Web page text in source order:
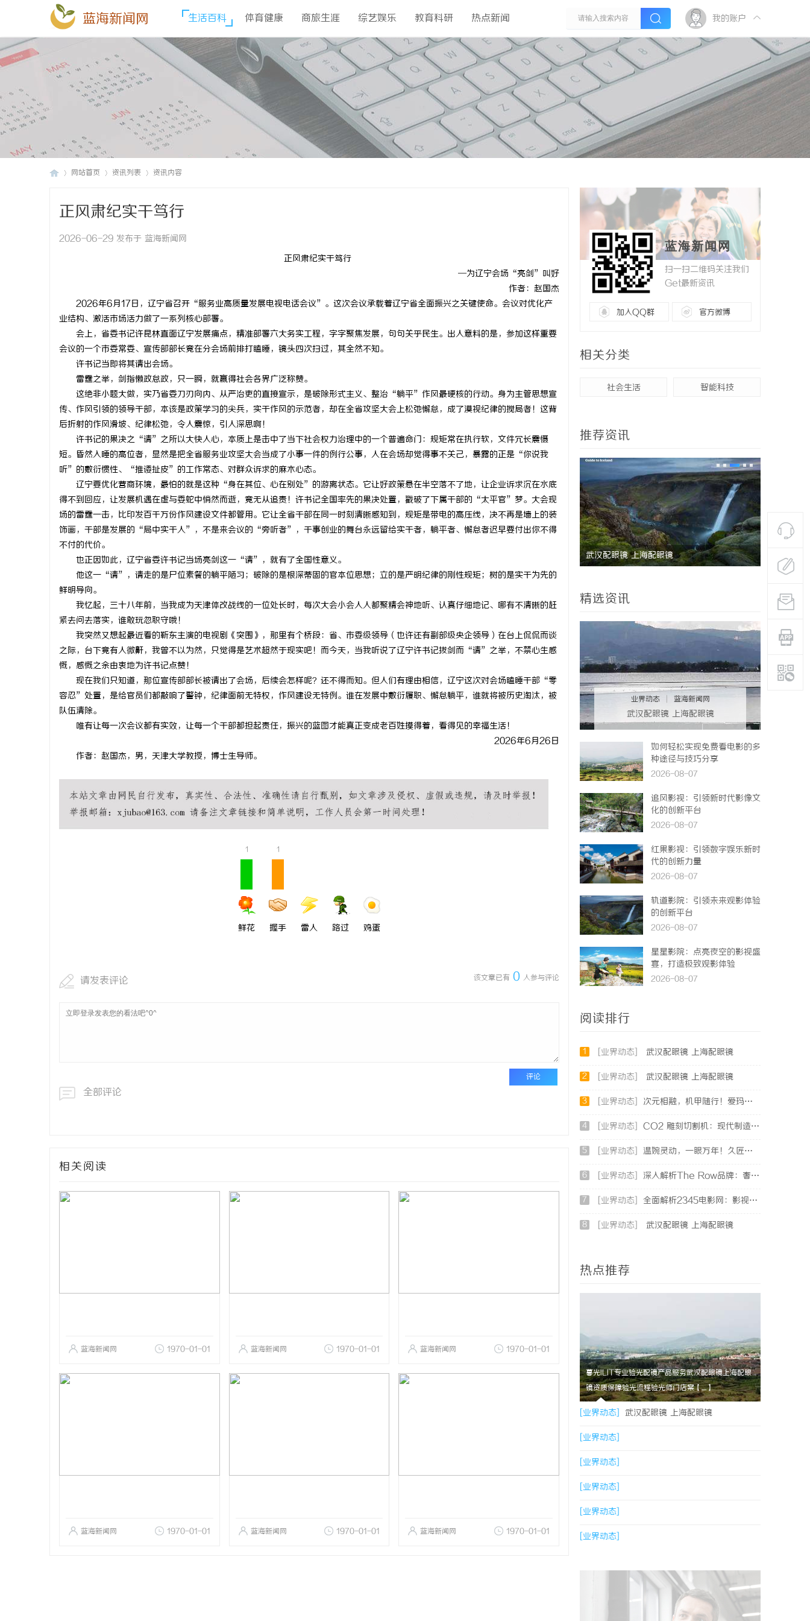
蓝海新闻网 生活百科 体育健康 商旅生涯 综艺娱乐 教育科研 热点新闻 我的账户
网站首页 资讯列表 资讯内容
正风肃纪实干笃行
2026-06-29 发布于 蓝海新闻网
正风肃纪实干笃行
—为辽宁会场“亮剑”叫好
作者：赵国杰
2026年6月17日，辽宁省召开“服务业高质量发展电视电话会议”。这次会议承载着辽宁省全面振兴之关键使命。会议对优化产
业结构、激活市场活力做了一系列核心部署。
会上，省委书记许昆林直面辽宁发展痛点，精准部署六大务实工程，字字聚焦发展，句句关乎民生。出人意料的是，参加这样重要
会议的一个市委常委、宣传部部长竟在分会场前排打瞌睡，镜头四次扫过，其全然不知。
许书记当即将其请出会场。
雷霆之举，剑指懒政怠政，只一瞬，就赢得社会各界广泛称赞。
这绝非小题大做，实乃省委刀刃向内、从严治吏的直接宣示，是破除形式主义、整治“躺平”作风最硬核的行动。身为主管思想宣
传、作风引领的领导干部，本该是政策学习的尖兵，实干作风的示范者，却在全省攻坚大会上松弛懈怠，成了漠视纪律的搅局者！这背
后折射的作风滑坡、纪律松弛，令人震惊，引人深思啊！
许书记的果决之“请”之所以大快人心，本质上是击中了当下社会权力治理中的一个普遍命门：规矩常在执行软，文件冗长震慑
短。昏然入睡的高位者，显然是把全省服务业攻坚大会当成了小事一件的例行公事，人在会场却觉得事不关己，暴露的正是“你说我
听”的敷衍惯性、“推诿扯皮”的工作常态、对群众诉求的麻木心态。
辽宁要优化营商环境，最怕的就是这种“身在其位、心在别处”的游离状态。它让好政策悬在半空落不了地，让企业诉求沉在水底
得不到回应，让发展机遇在虚与委蛇中悄然而逝，竟无从追责！许书记全国率先的果决处置，戳破了下属干部的“太平官”梦。大会现
场的雷霆一击，比印发百千万份作风建设文件都管用。它让全省干部在同一时刻清晰感知到，规矩是带电的高压线，决不再是墙上的装
饰画，干部是发展的“局中实干人”，不是来会议的“旁听者”，干事创业的舞台永远留给实干者，躺平者、懈怠者迟早要付出你不得
不付的代价。
也正因如此，辽宁省委许书记当场亮剑这一“请”，就有了全国性意义。
他这一“请”，请走的是尸位素餐的躺平陋习；破除的是根深蒂固的官本位思想；立的是严明纪律的刚性规矩；树的是实干为先的
鲜明导向。
我忆起，三十八年前，当我成为天津体改战线的一位处长时，每次大会小会人人都聚精会神地听、认真仔细地记、哪有不清晰的赶
紧去问去落实，谁敢玩忽职守哦！
我突然又想起最近看的靳东主演的电视剧《突围》，那里有个桥段：省、市委级领导（也许还有副部级央企领导）在台上侃侃而谈
之际，台下竟有人微鼾，我曾不以为然，只觉得是艺术超然于现实吧！而今天，当我听说了辽宁许书记拔剑而“请”之举，不禁心生感
慨，感慨之余由衷地为许书记点赞！
现在我们只知道，那位宣传部部长被请出了会场，后续会怎样呢？还不得而知。但人们有理由相信，辽宁这次对会场瞌睡干部“零
容忍”处置，是给官员们都敲响了警钟，纪律面前无特权，作风建设无特例。谁在发展中敷衍履职、懈怠躺平，谁就将被历史淘汰，被
队伍清除。
唯有让每一次会议都有实效，让每一个干部都担起责任，振兴的蓝图才能真正变成老百姓摸得着，看得见的幸福生活！
2026年6月26日
作者：赵国杰，男，天津大学教授，博士生导师。
1
鲜花
1
握手 雷人 路过 鸡蛋
该文章已有 0 人参与评论
请发表评论
评论
全部评论
相关阅读
蓝海新闻网 1970-01-01 蓝海新闻网 1970-01-01 蓝海新闻网 1970-01-01
蓝海新闻网 1970-01-01 蓝海新闻网 1970-01-01 蓝海新闻网 1970-01-01
蓝海新闻网
扫一扫二维码关注我们
Get最新资讯
加入QQ群 官方微博
相关分类
社会生活 智能科技
推荐资讯
武汉配眼镜 上海配眼镜 武汉配眼镜 上海配眼镜 深度解析
业标杆平台
精选资讯
业界动态 蓝海新闻网
武汉配眼镜 上海配眼镜
如何轻松实现免费看电影的多
种途径与技巧分享
2026-08-07
追风影视：引领新时代影像文
化的创新平台
2026-08-07
红果影视：引领数字娱乐新时
代的创新力量
2026-08-07
轨道影院：引领未来观影体验
的创新平台
2026-08-07
星星影院：点亮夜空的影视盛
宴，打造极致观影体验
2026-08-07
阅读排行
1 [业界动态] 武汉配眼镜 上海配眼镜
2 [业界动态] 武汉配眼镜 上海配眼镜
3 [业界动态] 次元相融，机甲随行！爱玛黑翼S360电竞版焕新登场
4 [业界动态] CO2 雕刻切割机：现代制造业的变革者
5 [业界动态] 温婉灵动，一眼万年！久匠量身定制的眉眼唇，才是你整张脸的点睛之笔！淡颜系女生的气质加分项
6 [业界动态] 深入解析The Row品牌：奢华时尚的典范与设计哲学
7 [业界动态] 全面解析2345电影网：影视资源的海量宝库与观影新体验
8 [业界动态] 武汉配眼镜 上海配眼镜
热点推荐
暮光ILIT专业验光配镜产品服务武汉配眼镜上海配眼
镜资质保障验光流程验光师门店案【....】
[业界动态] 武汉配眼镜 上海配眼镜
[业界动态]
[业界动态]
[业界动态]
[业界动态]
[业界动态]